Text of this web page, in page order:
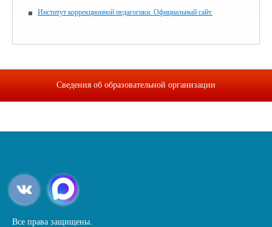
Институт коррекционной педагогики. Официальный сайт.
Сведения об образовательной организации
Все права защищены.